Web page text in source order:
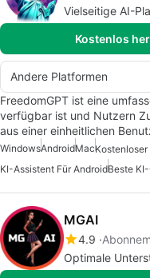
Vielseitige AI-
Kostenlos
Andere Platformen
FreedomGPT ist eine
verfügbar ist und Nutzern
aus einer einheitlichen
WindowsAndroidMac
KI-Assistent Für AndroidBeste
MGAI
4.9
Optimale